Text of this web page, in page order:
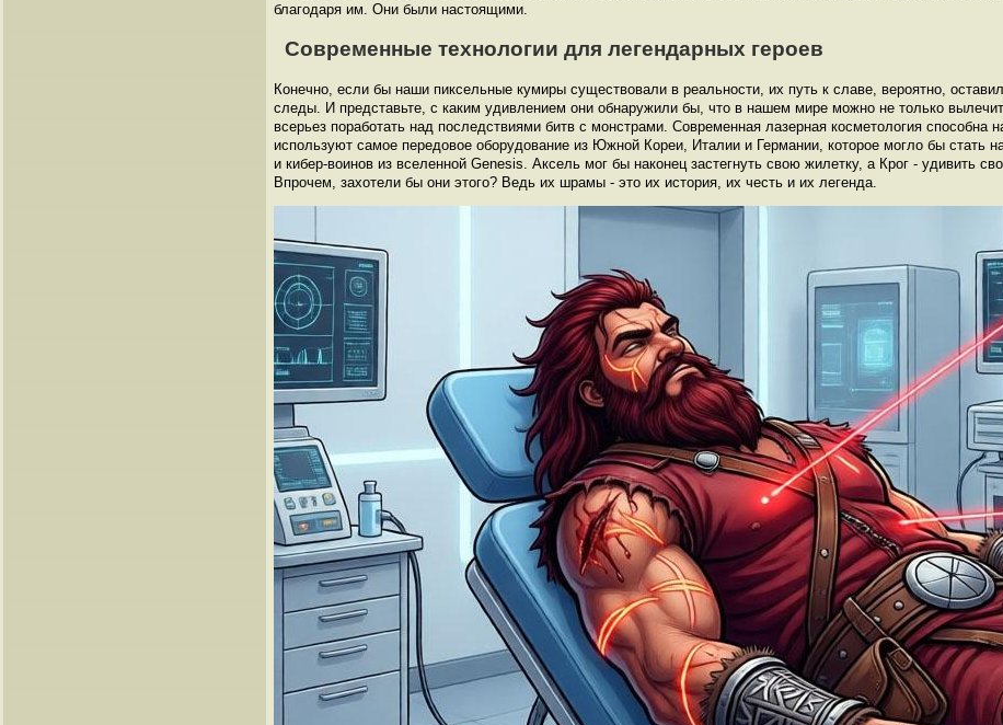
благодаря им. Они были настоящими.
Современные технологии для легендарных героев
Конечно, если бы наши пиксельные кумиры существовали в реальности, их путь к славе, вероятно,
следы. И представьте, с каким удивлением они обнаружили бы, что в нашем мире можно не только
всерьез поработать над последствиями битв с монстрами. Современная лазерная косметология способна
используют самое передовое оборудование из Южной Кореи, Италии и Германии, которое могло бы стать
и кибер-воинов из вселенной Genesis. Аксель мог бы наконец застегнуть свою жилетку, а Крог - удивить
Впрочем, захотели бы они этого? Ведь их шрамы - это их история, их честь и их легенда.